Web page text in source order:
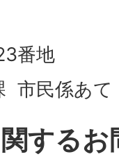
番地
市民係あて
する